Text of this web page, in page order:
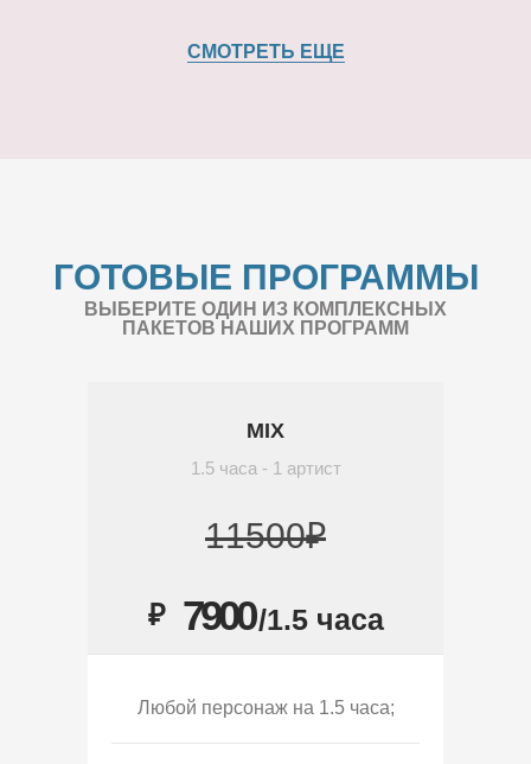
СМОТРЕТЬ ЕЩЕ
ГОТОВЫЕ ПРОГРАММЫ
ВЫБЕРИТЕ ОДИН ИЗ КОМПЛЕКСНЫХ
ПАКЕТОВ НАШИХ ПРОГРАММ
MIX
1.5 часа - 1 артист
11500₽
₽ 7900/1.5 часа
Любой персонаж на 1.5 часа;